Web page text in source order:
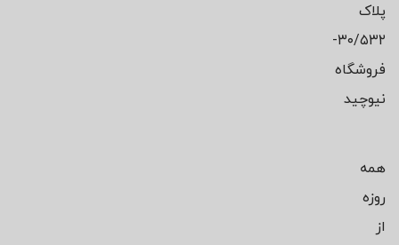
پلاک
۳۰/۵۳۲-
فروشگاه
نیوچید
همه
روزه
از